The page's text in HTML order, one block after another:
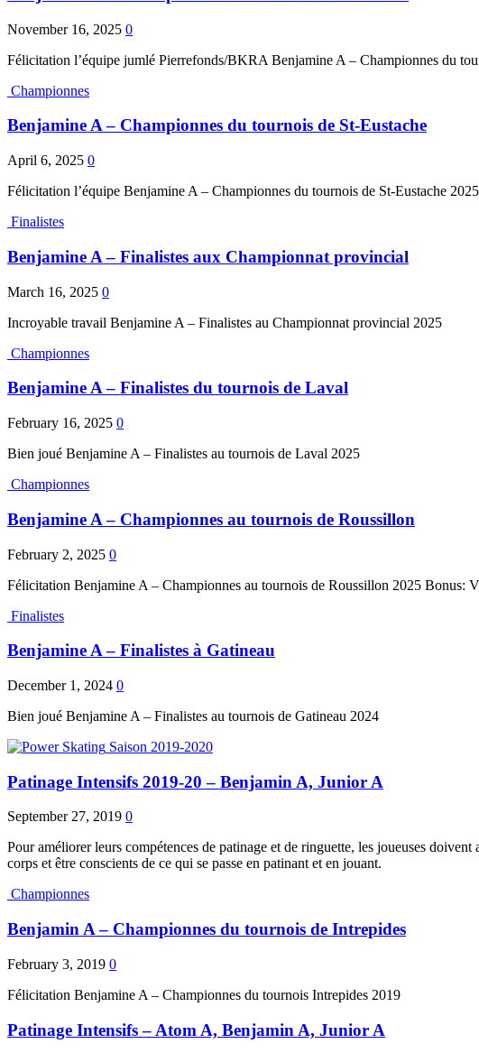
November 16, 2025 0
Félicitation l’équipe jumlé Pierrefonds/BKRA Benjamine A – Championnes du
Championnes
Benjamine A – Championnes du tournois de St-Eustache
April 6, 2025 0
Félicitation l’équipe Benjamine A – Championnes du tournois de St-Eustache 2025
Finalistes
Benjamine A – Finalistes aux Championnat provincial
March 16, 2025 0
Incroyable travail Benjamine A – Finalistes au Championnat provincial 2025
Championnes
Benjamine A – Finalistes du tournois de Laval
February 16, 2025 0
Bien joué Benjamine A – Finalistes au tournois de Laval 2025
Championnes
Benjamine A – Championnes au tournois de Roussillon
February 2, 2025 0
Félicitation Benjamine A – Championnes au tournois de Roussillon 2025 Bonus:
Finalistes
Benjamine A – Finalistes à Gatineau
December 1, 2024 0
Bien joué Benjamine A – Finalistes au tournois de Gatineau 2024
Saison 2019-2020
Patinage Intensifs 2019-20 – Benjamin A, Junior A
September 27, 2019 0
Pour améliorer leurs compétences de patinage et de ringuette, les joueuses
corps et être conscients de ce qui se passe en patinant et en jouant.
Championnes
Benjamin A – Championnes du tournois de Intrepides
February 3, 2019 0
Félicitation Benjamine A – Championnes du tournois Intrepides 2019
Patinage Intensifs – Atom A, Benjamin A, Junior A